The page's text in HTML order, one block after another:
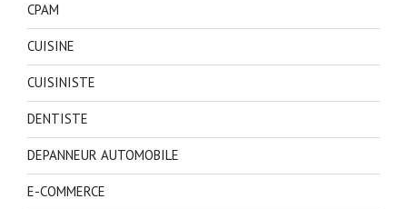
CPAM
CUISINE
CUISINISTE
DENTISTE
DEPANNEUR AUTOMOBILE
E-COMMERCE